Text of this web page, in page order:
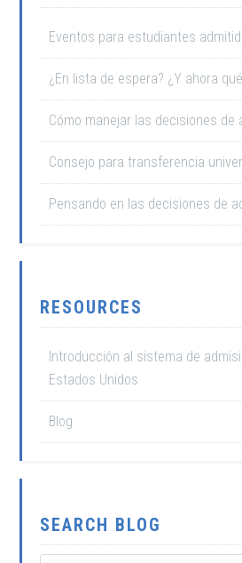
Eventos para estudiantes
¿En lista de espera? ¿Y ahora
Cómo manejar las decisiones de
Consejo para transferencia
Pensando en las decisiones de
RESOURCES
Introducción al sistema de
Estados Unidos
Blog
SEARCH BLOG